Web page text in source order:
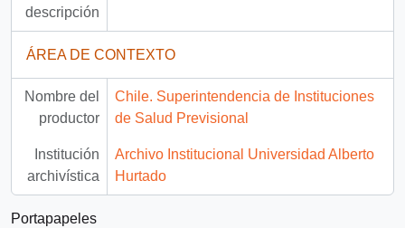
descripción
ÁREA DE CONTEXTO
Nombre del
productor
Chile. Superintendencia de Instituciones
de Salud Previsional
Institución
archivística
Archivo Institucional Universidad Alberto
Hurtado
Portapapeles